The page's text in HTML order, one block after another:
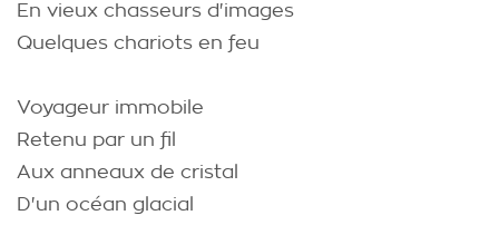
En vieux chasseurs d'images
Quelques chariots en feu
Voyageur immobile
Retenu par un fil
Aux anneaux de cristal
D'un océan glacial